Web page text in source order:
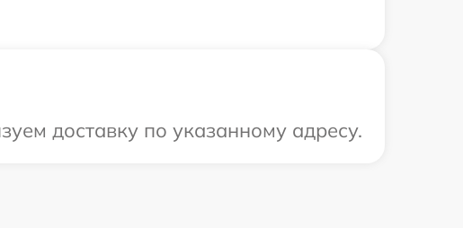
доставку по указанному адресу.